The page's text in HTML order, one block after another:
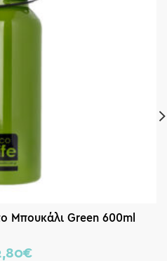
Μπουκάλι Green 600ml
€